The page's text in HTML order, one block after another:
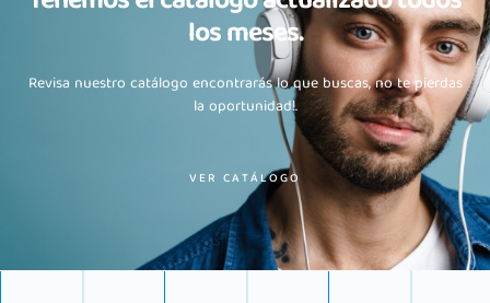
los meses.
Revisa nuestro catálogo encontrarás lo que buscas, no te pierdas
la oportunidad!.
VER CATÁLOGO